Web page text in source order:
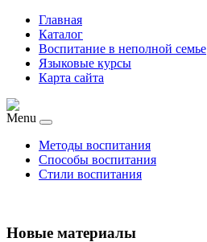
Главная
Каталог
Воспитание в неполной семье
Языковые курсы
Карта сайта
Menu
Методы воспитания
Способы воспитания
Стили воспитания
Новые материалы